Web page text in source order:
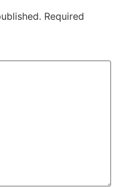
Required